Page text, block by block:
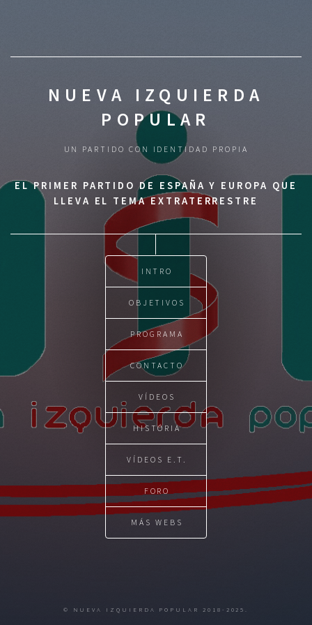
NUEVA IZQUIERDA
POPULAR
UN PARTIDO CON IDENTIDAD PROPIA
EL PRIMER PARTIDO DE ESPAÑA Y EUROPA QUE
LLEVA EL TEMA EXTRATERRESTRE
INTRO
OBJETIVOS
PROGRAMA
CONTACTO
VÍDEOS
HISTÓRIA
VÍDEOS E.T.
FORO
MÁS WEBS
© NUEVA IZQUIERDA POPULAR 2018-2025.